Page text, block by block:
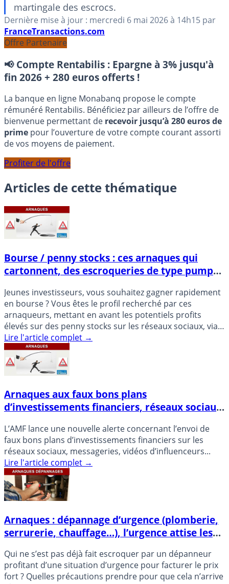
martingale des escrocs.
Dernière mise à jour : mercredi 6 mai 2026à 14h15 par
FranceTransactions.com
Offre Partenaire
📢 Compte Rentabilis : Epargne à 3% jusqu'à
fin 2026 + 280 euros offerts !
La banque en ligne Monabanq propose le compte
rémunéré Rentabilis. Bénéficiez par ailleurs de l’offre de
bienvenue permettant de recevoir jusqu’à 280 euros de
prime pour l’ouverture de votre compte courant assorti
de vos moyens de paiement.
Profiter de l'offre
Articles de cette thématique
Bourse / penny stocks : ces arnaques qui
cartonnent, des escroqueries de type pump
Jeunes investisseurs, vous souhaitez gagner rapidement
en bourse ? Vous êtes le profil recherché par ces
arnaqueurs, mettant en avant les potentiels profits
élevés sur des penny stocks sur les réseaux sociaux, via
des (...)
Lire l'article complet →
Arnaques aux faux bons plans
d’investissements financiers, réseaux sociaux,
L’AMF lance une nouvelle alerte concernant l’envoi de
faux bons plans d’investissements financiers sur les
réseaux sociaux, messageries, vidéos d’influenceurs...
Lire l'article complet →
Arnaques : dépannage d’urgence (plomberie,
serrurerie, chauffage…), l’urgence attise les
Qui ne s’est pas déjà fait escroquer par un dépanneur
profitant d’une situation d’urgence pour facturer le prix
fort ? Quelles précautions prendre pour que cela n’arrive